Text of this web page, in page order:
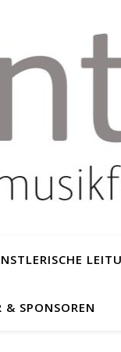
& SPONSOREN